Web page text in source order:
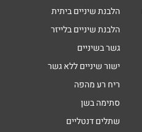
הלבנת שיניים ביתית
הלבנת שיניים בלייזר
גשר בשיניים
ישור שיניים ללא גשר
ריח רע מהפה
סתימה בשן
שתלים דנטליים